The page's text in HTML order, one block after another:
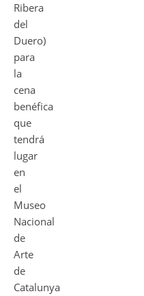
Ribera
del
Duero)
para
la
cena
benéfica
que
tendrá
lugar
en
el
Museo
Nacional
de
Arte
de
Catalunya